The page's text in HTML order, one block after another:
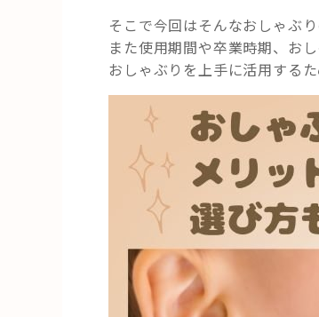
そこで今回はそんなおしゃぶ
また使用期間や卒業時期、お
おしゃぶりを上手に活用する